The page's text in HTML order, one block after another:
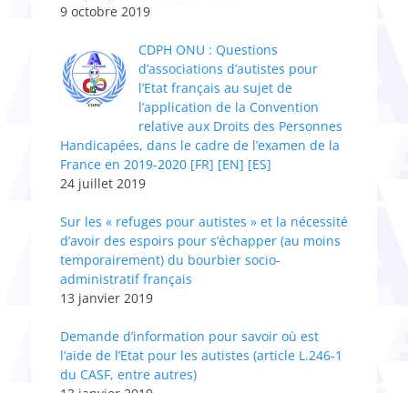
9 octobre 2019
CDPH ONU : Questions
d’associations d’autistes pour
l’Etat français au sujet de
l’application de la Convention
relative aux Droits des Personnes
Handicapées, dans le cadre de l’examen de la
France en 2019-2020 [FR] [EN] [ES]
24 juillet 2019
Sur les « refuges pour autistes » et la nécessité
d’avoir des espoirs pour s’échapper (au moins
temporairement) du bourbier socio-
administratif français
13 janvier 2019
Demande d’information pour savoir où est
l’aide de l’Etat pour les autistes (article L.246-1
du CASF, entre autres)